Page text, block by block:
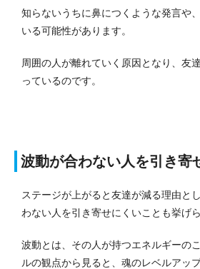
知らないうちに鼻につくような発言や
いる可能性があります。
周囲の人が離れていく原因となり、友
っているのです。
波動が合わない人を引き寄
ステージが上がると友達が減る理由と
わない人を引き寄せにくいことも挙げら
波動とは、その人が持つエネルギーの
ルの観点から見ると、魂のレベルアッ